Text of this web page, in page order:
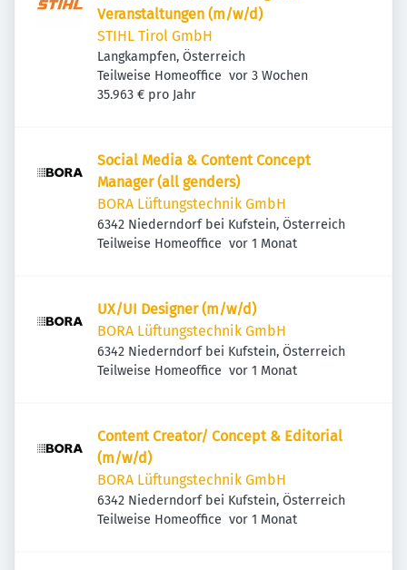
Veranstaltungen (m/w/d)
STIHL Tirol GmbH
Langkampfen, Österreich
Teilweise Homeoffice Veröffentlicht
vor 3 Wochen
35.963 € pro Jahr
Social Media & Content Concept
Manager (all genders)
BORA Lüftungstechnik GmbH
6342 Niederndorf bei Kufstein, Österreich
Teilweise Homeoffice Veröffentlicht
vor 1 Monat
UX/UI Designer (m/w/d)
BORA Lüftungstechnik GmbH
6342 Niederndorf bei Kufstein, Österreich
Teilweise Homeoffice Veröffentlicht
vor 1 Monat
Content Creator/ Concept & Editorial
(m/w/d)
BORA Lüftungstechnik GmbH
6342 Niederndorf bei Kufstein, Österreich
Teilweise Homeoffice Veröffentlicht
vor 1 Monat